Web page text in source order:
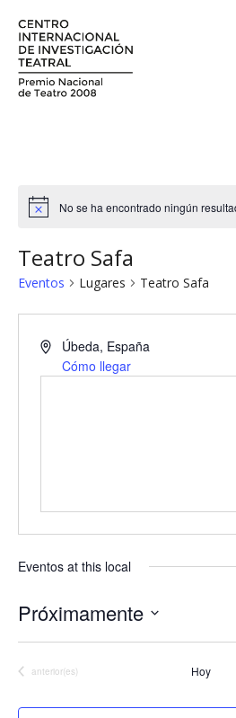
No se ha encontrado ningún
Teatro Safa
Eventos Lugares Teatro Safa
Úbeda, España
Cómo llegar
Eventos at this local
Próximamente
Eventos
anterior(es) Hoy